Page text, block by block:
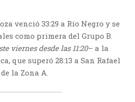
venció 33:29 a Río Negro y se
como primera del Grupo B.
viernes desde las 11:20– a la
que superó 28:13 a San Rafael
la Zona A.